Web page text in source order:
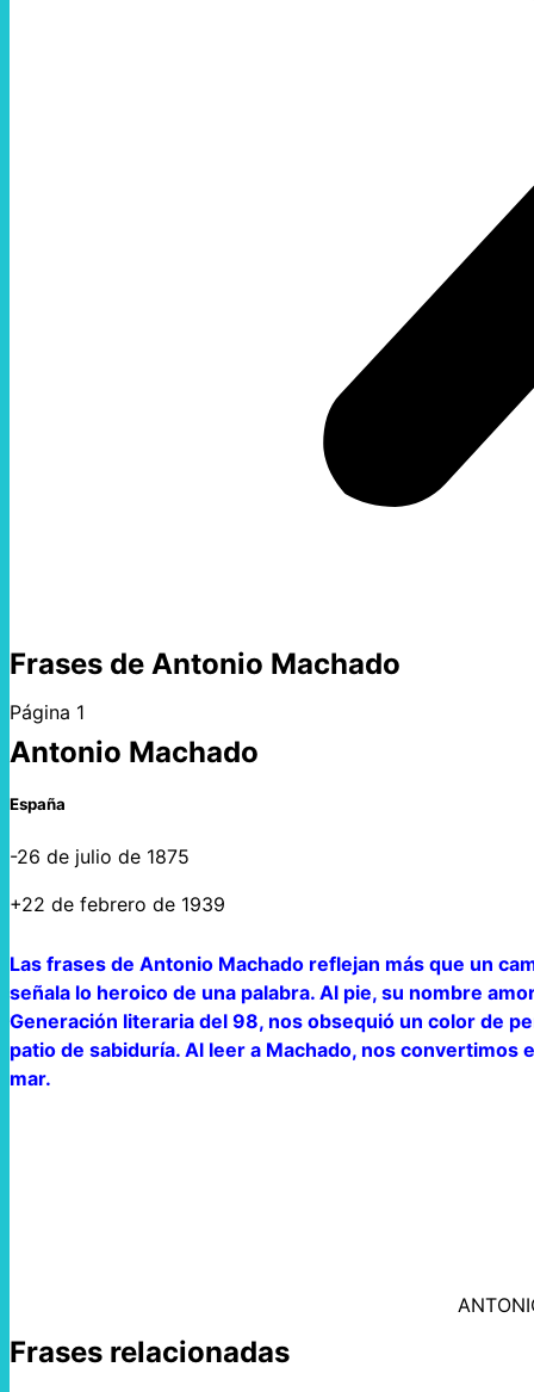
Frases de Antonio Machado
Página 1
Antonio Machado
España
-26 de julio de 1875
+22 de febrero de 1939
Las frases de Antonio Machado reflejan más que un
señala lo heroico de una palabra. Al pie, su nombre
Generación literaria del 98, nos obsequió un color de
patio de sabiduría. Al leer a Machado, nos
mar.
Frases relacionadas